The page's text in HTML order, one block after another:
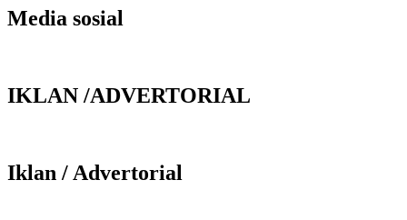
Media sosial
IKLAN /ADVERTORIAL
Iklan / Advertorial